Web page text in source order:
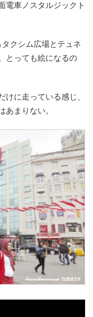
電車ノスタルジックト
クシム広場とテュネ
とっても絵になるの
けに走っている感じ、
あまりない。